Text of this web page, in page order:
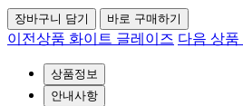
장바구니 담기 바로 구매하기
이전상품 화이트 글레이즈 다음 상품
상품정보
안내사항